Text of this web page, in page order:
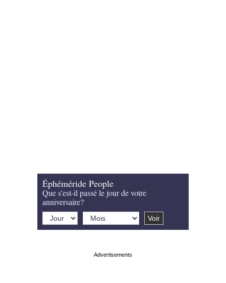
Éphéméride People
Que s'est-il passé le jour de votre
anniversaire?